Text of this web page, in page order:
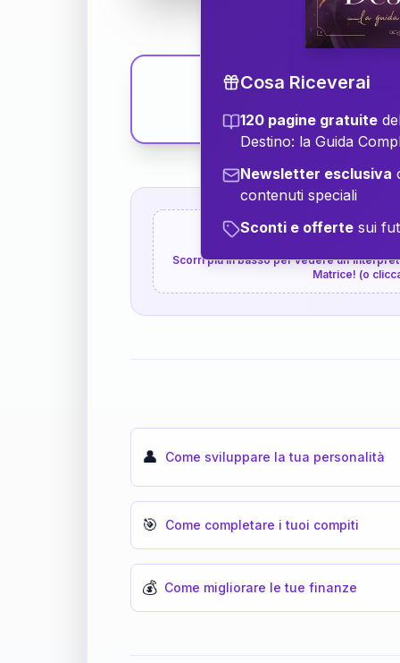
👇 P.S. Interpretazione
Scorri più in basso per vedere
Matrice! (o
👤 Come sviluppare la tua personalità
🎯 Come completare i tuoi compiti
💰 Come migliorare le tue finanze
Cosa Riceverai
120 pagine gratuite
Destino: la Guida
Newsletter esclusiva
contenuti speciali
Sconti e offerte sui